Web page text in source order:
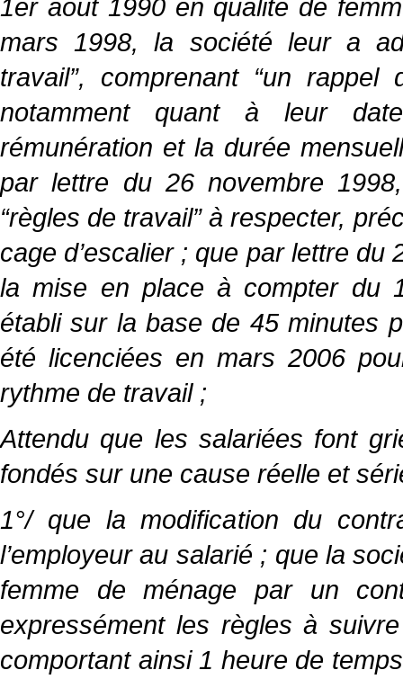
1er août 1990 en qualité de
mars 1998, la société leur a
travail”, comprenant “un
notamment quant à leur
rémunération et la durée
par lettre du 26 novembre
“règles de travail” à respecter,
cage d’escalier ; que par lettre
la mise en place à compter du
établi sur la base de 45 minutes
été licenciées en mars 2006
rythme de travail ;
Attendu que les salariées font
fondés sur une cause réelle et
1°/ que la modification du
l’employeur au salarié ; que la
femme de ménage par un
expressément les règles à
comportant ainsi 1 heure de